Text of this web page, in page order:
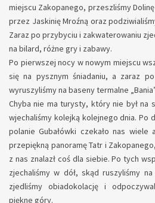
miejscu Zakopanego, przeszliśmy
przez Jaskinię Mroźną oraz
Zaraz po przybyciu i zakwaterowaniu
na bilard, różne gry i zabawy.
Po pierwszej nocy w nowym miejscu
się na pysznym śniadaniu, a zaraz po
wyruszyliśmy na baseny termalne
Chyba nie ma turysty, który nie był na
wjechaliśmy kolejką kolejnego dnia. Po
polanie Gubałówki czekało nas
przepiękną panoramę Tatr i
z nas znalazł coś dla siebie. Po tych
zjechaliśmy w dół, skąd ruszyliśmy
zjedliśmy obiadokolację i
piękne góry.